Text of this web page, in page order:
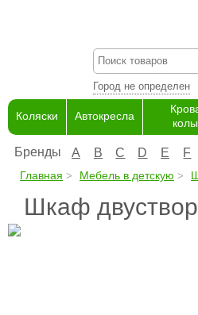
Город не определен
Коляски Автокресла
Бренды A B C D E F
Главная Мебель в детскую
Шкаф